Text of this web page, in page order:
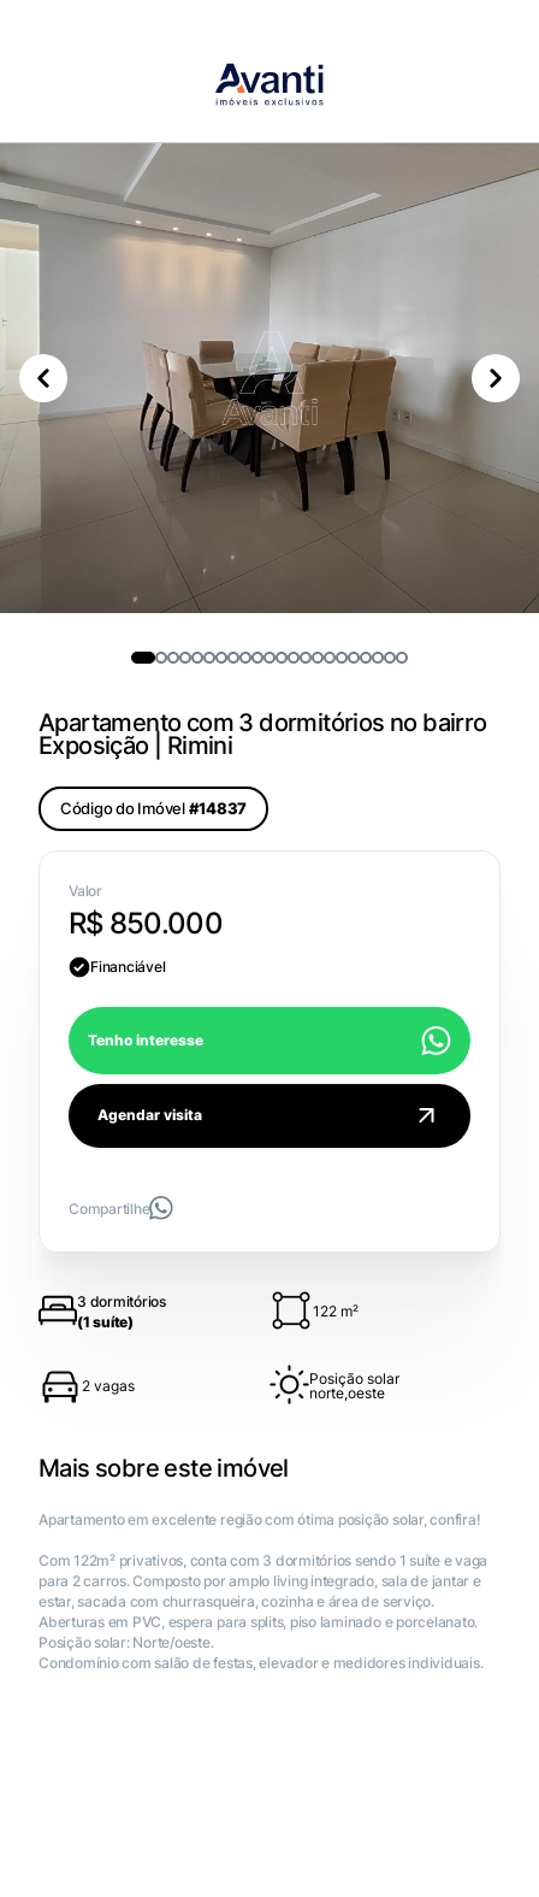
Apartamento com 3 dormitórios no bairro
Exposição | Rimini
Código do Imóvel#14837
Valor
R$ 850.000
Financiável
Tenho interesse
Agendar visita
Compartilhe
3 dormitórios
(1 suíte)
122 m²
2 vagas
Posição solar
norte,oeste
Mais sobre este imóvel
Apartamento em excelente região com ótima posição solar, confira!
Com 122m² privativos, conta com 3 dormitórios sendo 1 suíte e vaga
para 2 carros. Composto por amplo living integrado, sala de jantar e
estar, sacada com churrasqueira, cozinha e área de serviço.
Aberturas em PVC, espera para splits, piso laminado e porcelanato.
Posição solar: Norte/oeste.
Condomínio com salão de festas, elevador e medidores individuais.